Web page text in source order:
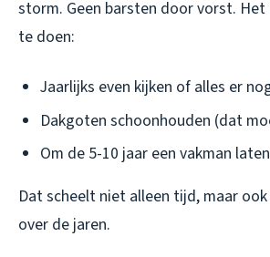
storm. Geen barsten door vorst.
te doen:
Jaarlijks even kijken of alles er
Dakgoten schoonhouden (dat
Om de 5-10 jaar een vakman
Dat scheelt niet alleen tijd, maar
over de jaren.